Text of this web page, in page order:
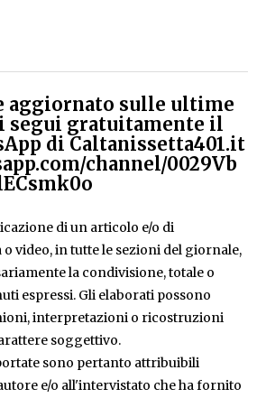
aggiornato sulle ultime
segui gratuitamente il
di Caltanissetta401.it
channel/0029Vb
di un articolo e/o di
video, in tutte le sezioni del giornale,
la condivisione, totale o
espressi. Gli elaborati possono
interpretazioni o ricostruzioni
soggettivo.
sono pertanto attribuibili
e/o all'intervistato che ha fornito